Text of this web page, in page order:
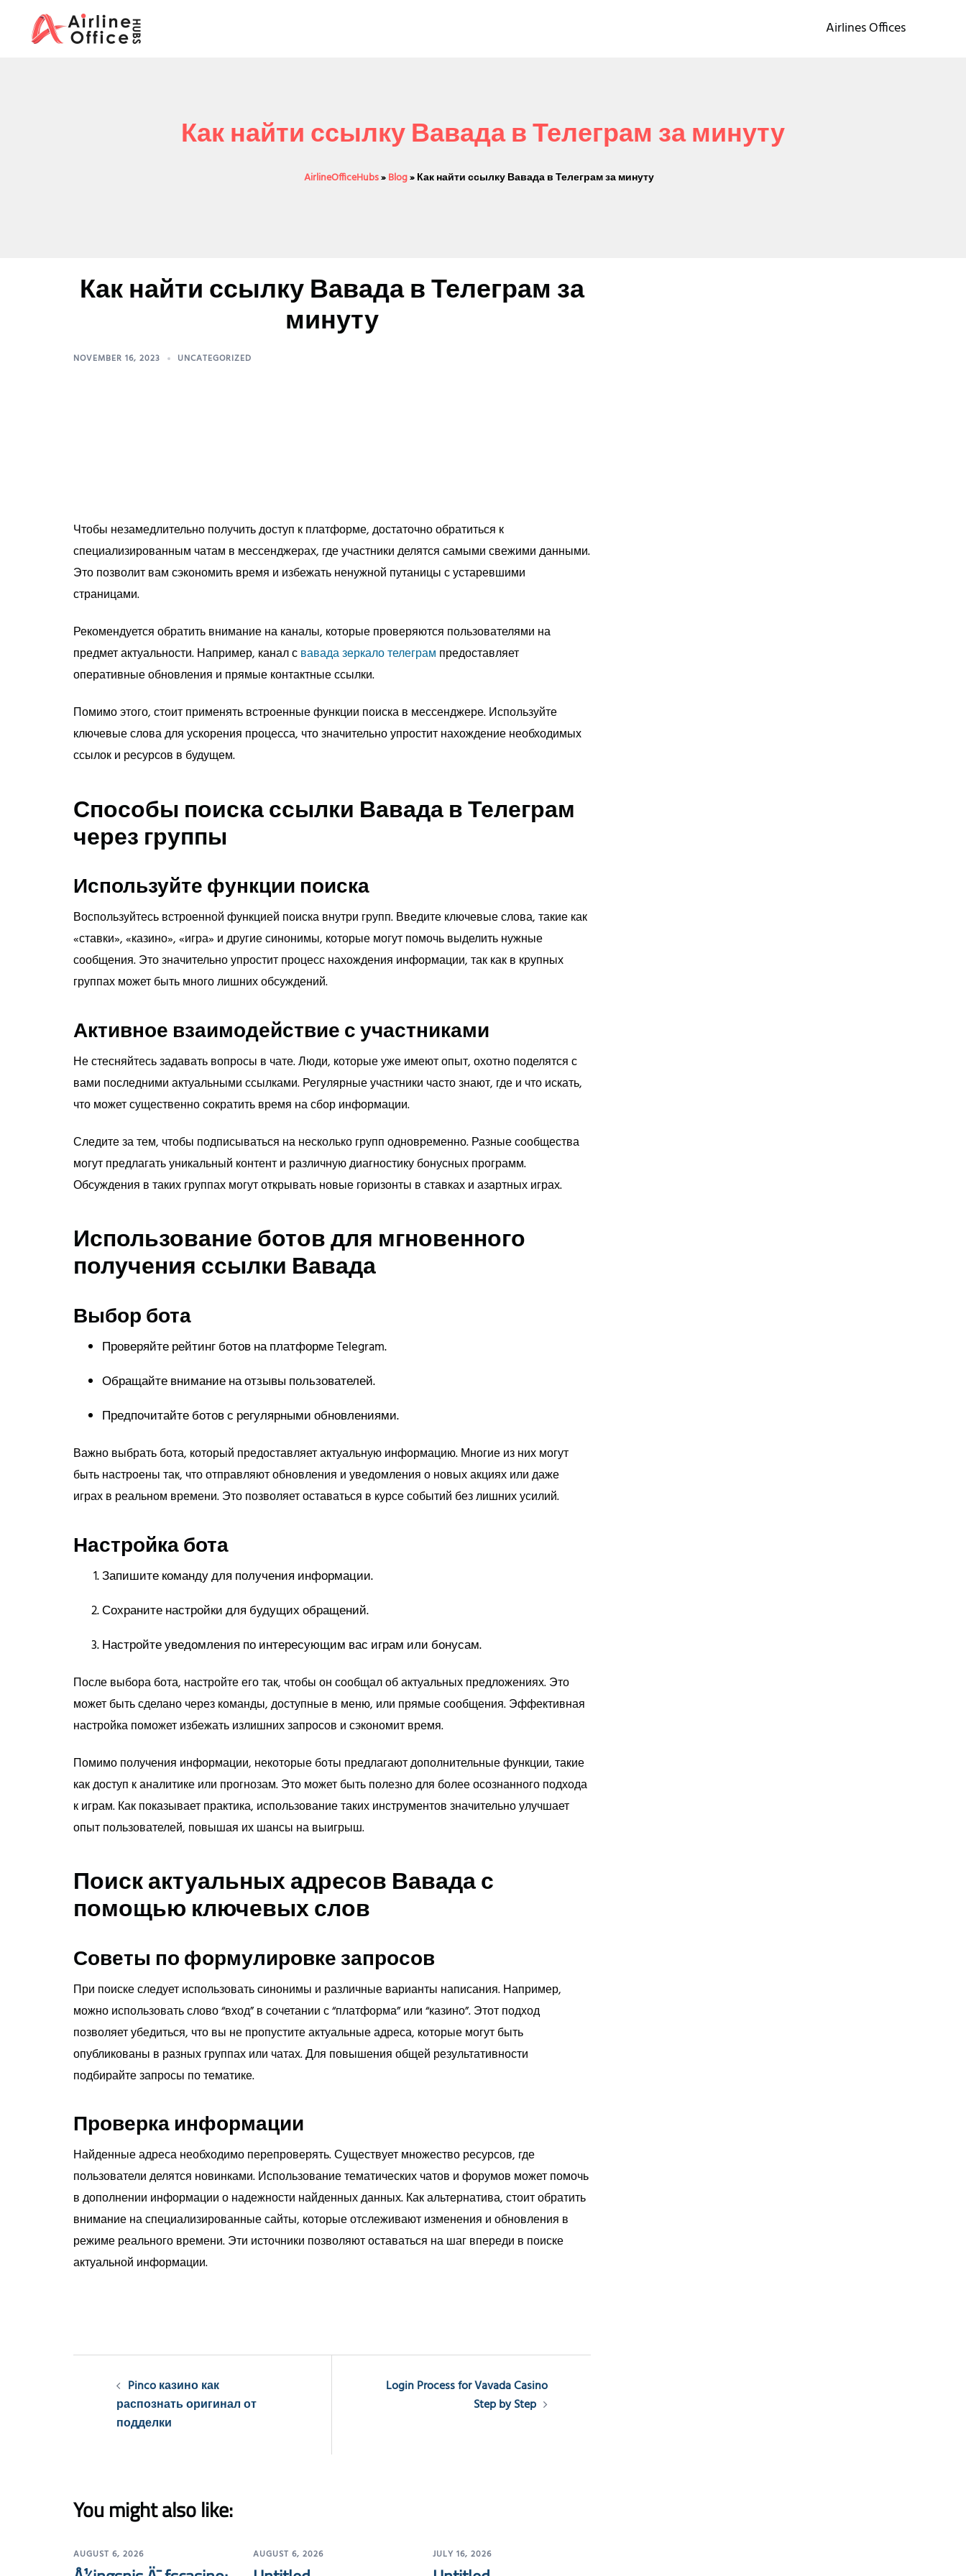
content
Airlines Offices
Как найти ссылку Вавада в Телеграм за минуту
AirlineOfficeHubs»Blog»Как найти ссылку Вавада в Телеграм за минуту
Как найти ссылку Вавада в Телеграм за
минуту
NOVEMBER 16, 2023 UNCATEGORIZED
Чтобы незамедлительно получить доступ к платформе, достаточно обратиться к
специализированным чатам в мессенджерах, где участники делятся самыми свежими данными.
Это позволит вам сэкономить время и избежать ненужной путаницы с устаревшими
страницами.
Рекомендуется обратить внимание на каналы, которые проверяются пользователями на
предмет актуальности. Например, канал свавада зеркало телеграм предоставляет
оперативные обновления и прямые контактные ссылки.
Помимо этого, стоит применять встроенные функции поиска в мессенджере. Используйте
ключевые слова для ускорения процесса, что значительно упростит нахождение необходимых
ссылок и ресурсов в будущем.
Способы поиска ссылки Вавада в Телеграм
через группы
Используйте функции поиска
Воспользуйтесь встроенной функцией поиска внутри групп. Введите ключевые слова, такие как
«ставки», «казино», «игра» и другие синонимы, которые могут помочь выделить нужные
сообщения. Это значительно упростит процесс нахождения информации, так как в крупных
группах может быть много лишних обсуждений.
Активное взаимодействие с участниками
Не стесняйтесь задавать вопросы в чате. Люди, которые уже имеют опыт, охотно поделятся с
вами последними актуальными ссылками. Регулярные участники часто знают, где и что искать,
что может существенно сократить время на сбор информации.
Следите за тем, чтобы подписываться на несколько групп одновременно. Разные сообщества
могут предлагать уникальный контент и различную диагностику бонусных программ.
Обсуждения в таких группах могут открывать новые горизонты в ставках и азартных играх.
Использование ботов для мгновенного
получения ссылки Вавада
Выбор бота
Проверяйте рейтинг ботов на платформе Telegram.
Обращайте внимание на отзывы пользователей.
Предпочитайте ботов с регулярными обновлениями.
Важно выбрать бота, который предоставляет актуальную информацию. Многие из них могут
быть настроены так, что отправляют обновления и уведомления о новых акциях или даже
играх в реальном времени. Это позволяет оставаться в курсе событий без лишних усилий.
Настройка бота
Запишите команду для получения информации.
Сохраните настройки для будущих обращений.
Настройте уведомления по интересующим вас играм или бонусам.
После выбора бота, настройте его так, чтобы он сообщал об актуальных предложениях. Это
может быть сделано через команды, доступные в меню, или прямые сообщения. Эффективная
настройка поможет избежать излишних запросов и сэкономит время.
Помимо получения информации, некоторые боты предлагают дополнительные функции, такие
как доступ к аналитике или прогнозам. Это может быть полезно для более осознанного подхода
к играм. Как показывает практика, использование таких инструментов значительно улучшает
опыт пользователей, повышая их шансы на выигрыш.
Поиск актуальных адресов Вавада с
помощью ключевых слов
Советы по формулировке запросов
При поиске следует использовать синонимы и различные варианты написания. Например,
можно использовать слово “вход” в сочетании с “платформа” или “казино”. Этот подход
позволяет убедиться, что вы не пропустите актуальные адреса, которые могут быть
опубликованы в разных группах или чатах. Для повышения общей результативности
подбирайте запросы по тематике.
Проверка информации
Найденные адреса необходимо перепроверять. Существует множество ресурсов, где
пользователи делятся новинками. Использование тематических чатов и форумов может помочь
в дополнении информации о надежности найденных данных. Как альтернатива, стоит обратить
внимание на специализированные сайты, которые отслеживают изменения и обновления в
режиме реального времени. Эти источники позволяют оставаться на шаг впереди в поиске
актуальной информации.
navigation
Pinco казино как
распознать оригинал от
подделки
Login Process for Vavada Casino
Step by Step
You might also like:
AUGUST 6, 2026 AUGUST 6, 2026 JULY 16, 2026